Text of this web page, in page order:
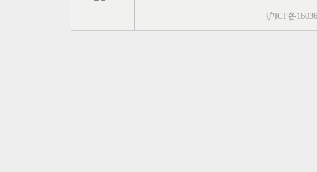
沪ICP备